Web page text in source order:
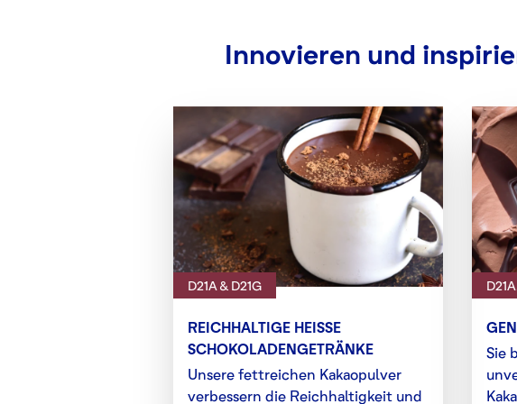
Innovieren und
D21A & D21G
REICHHALTIGE HEISSE
SCHOKOLADENGETRÄNKE
Unsere fettreichen Kakaopulver
verbessern die Reichhaltigkeit und
Sie